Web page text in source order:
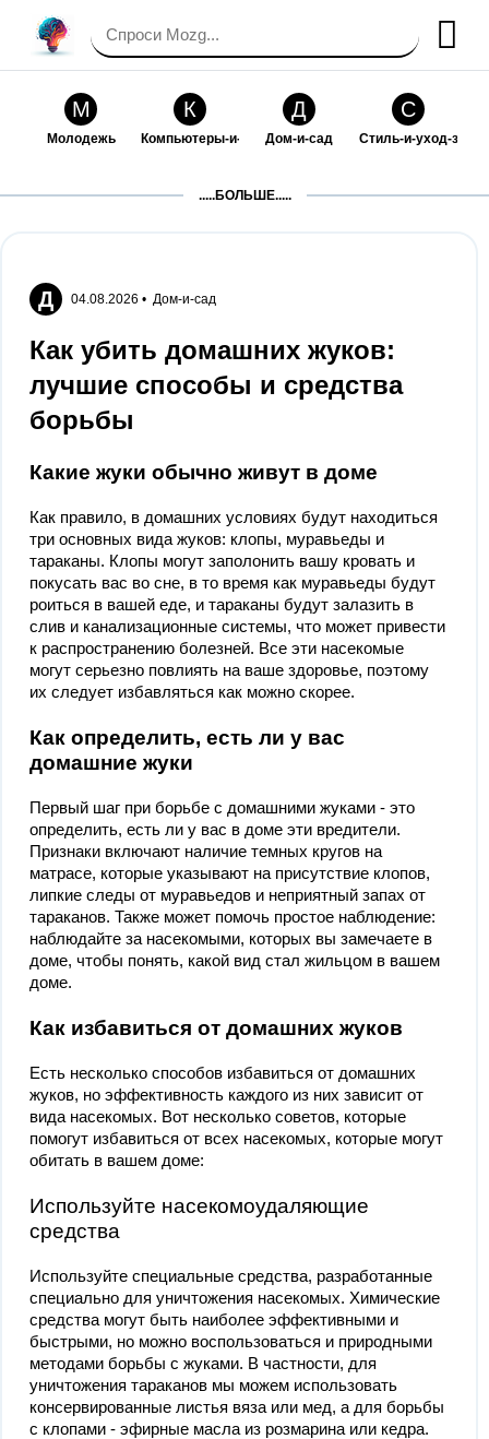
М
Молодежь
К
Компьютеры-и-электроника
Д
Дом-и-сад
С
Стиль-и-уход-за-
Философия-и-религия
Искусство-и-развлеченияВзаимоотношения Здоровье Кулинария-и-
Ф
Финансы-и-бизнес
П О О
.....БОЛЬШЕ.....
Д 04.08.2026 • Дом-и-сад
Как убить домашних жуков:
лучшие способы и средства
борьбы
Какие жуки обычно живут в доме
Как правило, в домашних условиях будут находиться
три основных вида жуков: клопы, муравьеды и
тараканы. Клопы могут заполонить вашу кровать и
покусать вас во сне, в то время как муравьеды будут
роиться в вашей еде, и тараканы будут залазить в
слив и канализационные системы, что может привести
к распространению болезней. Все эти насекомые
могут серьезно повлиять на ваше здоровье, поэтому
их следует избавляться как можно скорее.
Как определить, есть ли у вас
домашние жуки
Первый шаг при борьбе с домашними жуками - это
определить, есть ли у вас в доме эти вредители.
Признаки включают наличие темных кругов на
матрасе, которые указывают на присутствие клопов,
липкие следы от муравьедов и неприятный запах от
тараканов. Также может помочь простое наблюдение:
наблюдайте за насекомыми, которых вы замечаете в
доме, чтобы понять, какой вид стал жильцом в вашем
доме.
Как избавиться от домашних жуков
Есть несколько способов избавиться от домашних
жуков, но эффективность каждого из них зависит от
вида насекомых. Вот несколько советов, которые
помогут избавиться от всех насекомых, которые могут
обитать в вашем доме:
Используйте насекомоудаляющие
средства
Используйте специальные средства, разработанные
специально для уничтожения насекомых. Химические
средства могут быть наиболее эффективными и
быстрыми, но можно воспользоваться и природными
методами борьбы с жуками. В частности, для
уничтожения тараканов мы можем использовать
консервированные листья вяза или мед, а для борьбы
с клопами - эфирные масла из розмарина или кедра.